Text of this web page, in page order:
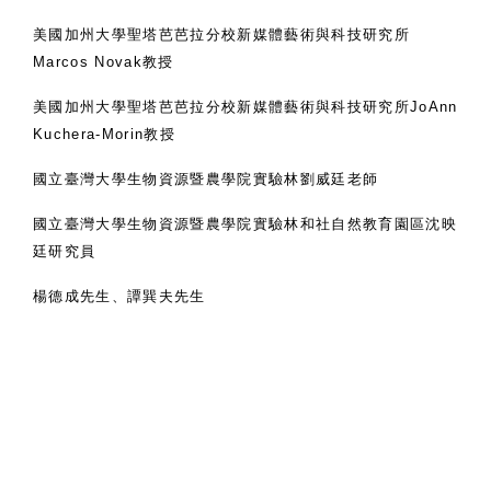
美國加州大學聖塔芭芭拉分校新媒體藝術與科技研究所
Marcos Novak教授
美國加州大學聖塔芭芭拉分校新媒體藝術與科技研究所JoAnn
Kuchera-Morin教授
國立臺灣大學生物資源暨農學院實驗林劉威廷老師
國立臺灣大學生物資源暨農學院實驗林和社自然教育園區沈映
廷研究員
楊德成先生、譚巽夫先生